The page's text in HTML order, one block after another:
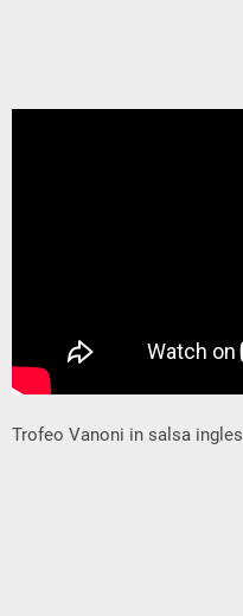
Trofeo Vanoni in salsa